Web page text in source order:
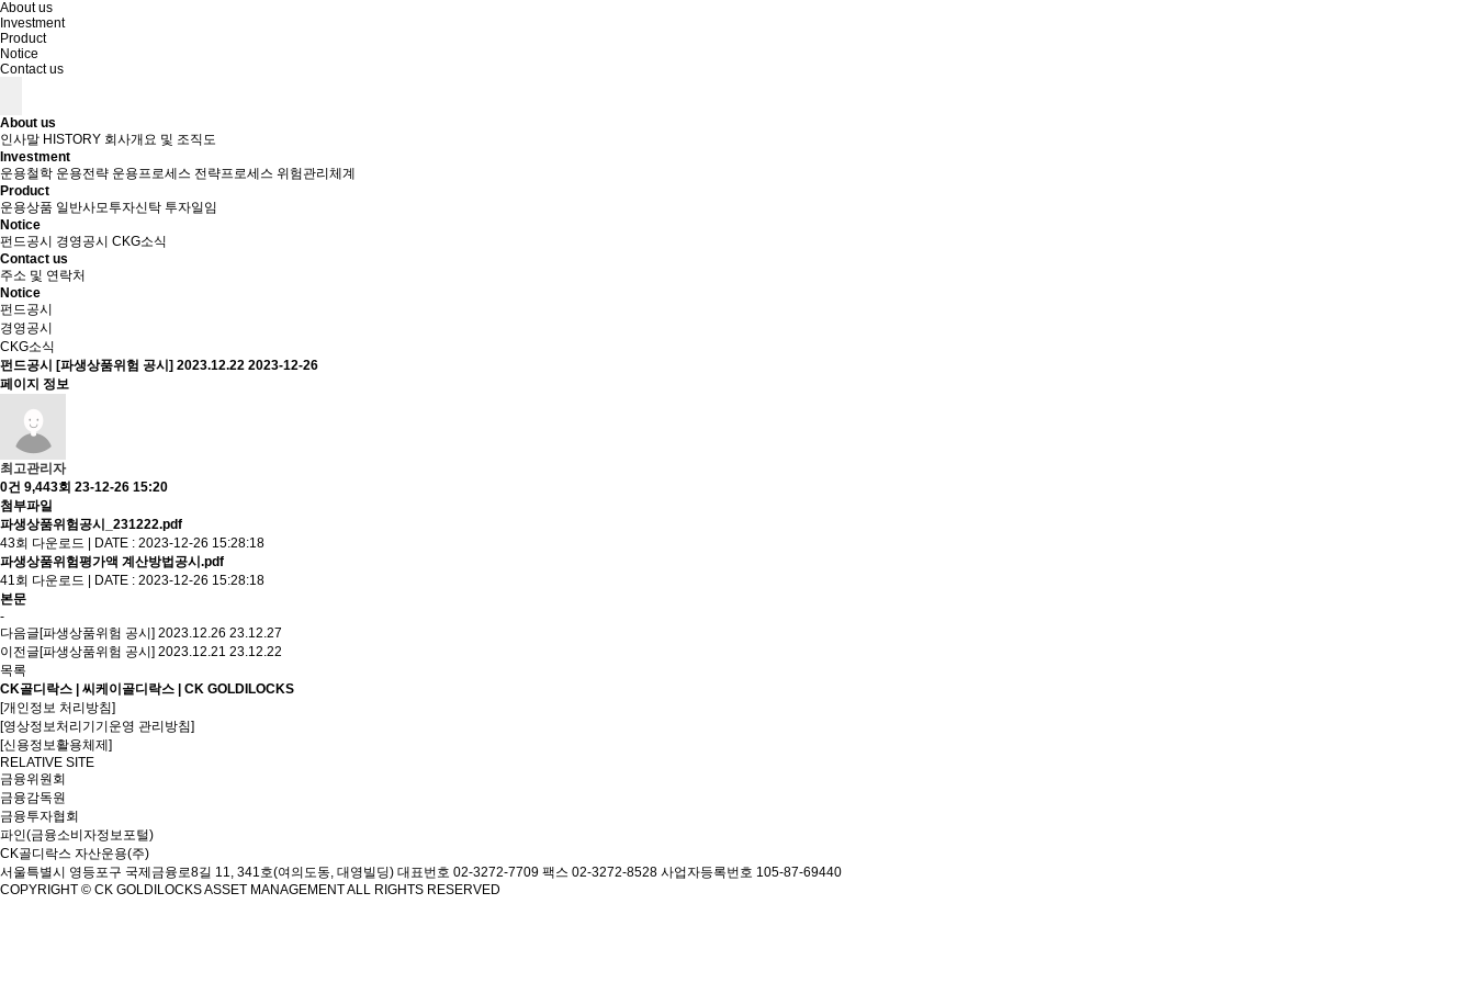
About us
Investment
Product
Notice
Contact us
About us
인사말 HISTORY 회사개요 및 조직도
Investment
운용철학 운용전략 운용프로세스 전략프로세스 위험관리체계
Product
운용상품 일반사모투자신탁 투자일임
Notice
펀드공시
경영공시 CKG소식
Contact us
주소 및 연락처
Notice
펀드공시
경영공시
CKG소식
펀드공시
[파생상품위험 공시] 2023.12.22 2023-12-26
페이지 정보
최고관리자
0건 9,443회 23-12-26 15:20
첨부파일
파생상품위험공시_231222.pdf
43회 다운로드 | DATE : 2023-12-26 15:28:18
파생상품위험평가액 계산방법공시.pdf
41회 다운로드 | DATE : 2023-12-26 15:28:18
본문
-
다음글[파생상품위험 공시] 2023.12.26 23.12.27
이전글[파생상품위험 공시] 2023.12.21 23.12.22
목록
CK골디락스 | 씨케이골디락스 | CK GOLDILOCKS
[개인정보 처리방침]
[영상정보처리기기운영 관리방침]
[신용정보활용체제]
RELATIVE SITE
금융위원회
금융감독원
금융투자협회
파인(금융소비자정보포털)
CK골디락스 자산운용(주)
서울특별시 영등포구 국제금융로8길 11, 341호(여의도동, 대영빌딩) 대표번호 02-3272-7709 팩스 02-3272-8528 사업자등록번호 105-87-69440
COPYRIGHT © CK GOLDILOCKS ASSET MANAGEMENT ALL RIGHTS RESERVED